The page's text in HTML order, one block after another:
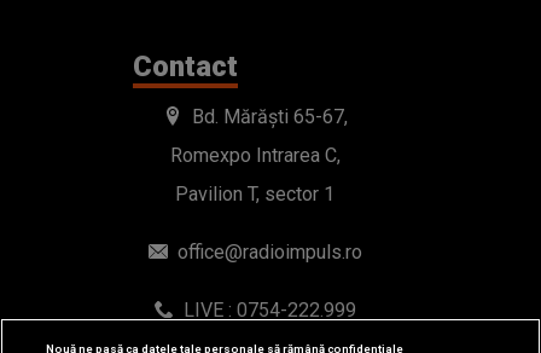
Contact
Bd. Mărăști 65-67,
Romexpo Intrarea C,
Pavilion T, sector 1
office@radioimpuls.ro
LIVE : 0754-222.999
Nouă ne pasă ca datele tale personale să rămână confidențiale